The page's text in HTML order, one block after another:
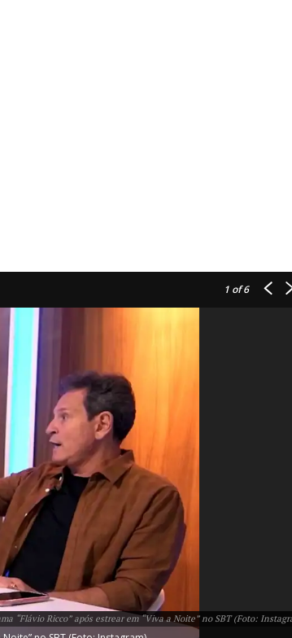
M5PORTS
Sobre Nós
Anuncie
1 of 6
“Flávio Ricco” após estrear em “Viva a Noite” no SBT (Foto: